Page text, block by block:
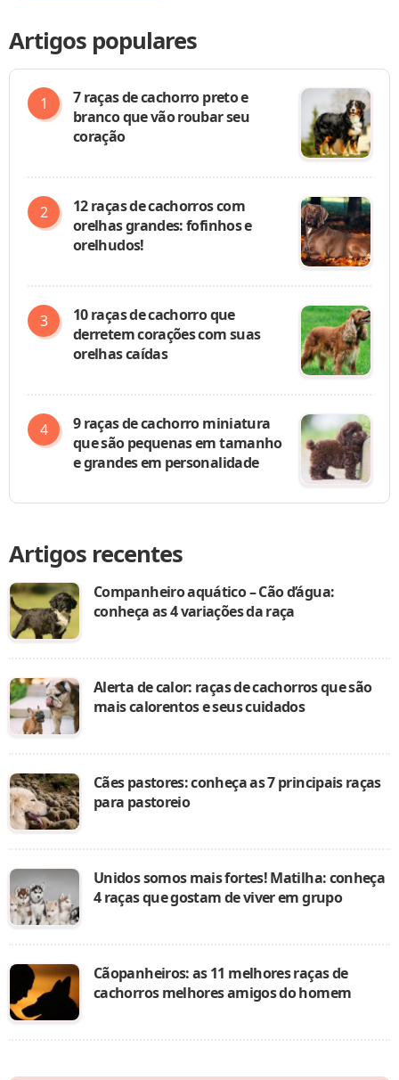
Artigos populares
7 raças de cachorro preto e
branco que vão roubar seu
coração
12 raças de cachorros com
orelhas grandes: fofinhos e
orelhudos!
10 raças de cachorro que
derretem corações com suas
orelhas caídas
9 raças de cachorro miniatura
que são pequenas em tamanho
e grandes em personalidade
Artigos recentes
Companheiro aquático – Cão d’água:
conheça as 4 variações da raça
Alerta de calor: raças de cachorros que são
mais calorentos e seus cuidados
Cães pastores: conheça as 7 principais raças
para pastoreio
Unidos somos mais fortes! Matilha: conheça
4 raças que gostam de viver em grupo
Cãopanheiros: as 11 melhores raças de
cachorros melhores amigos do homem